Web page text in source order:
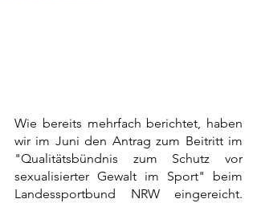
Wie bereits mehrfach berichtet, haben
wir im Juni den Antrag zum Beitritt im
"Qualitätsbündnis zum Schutz vor
sexualisierter Gewalt im Sport" beim
Landessportbund NRW eingereicht.